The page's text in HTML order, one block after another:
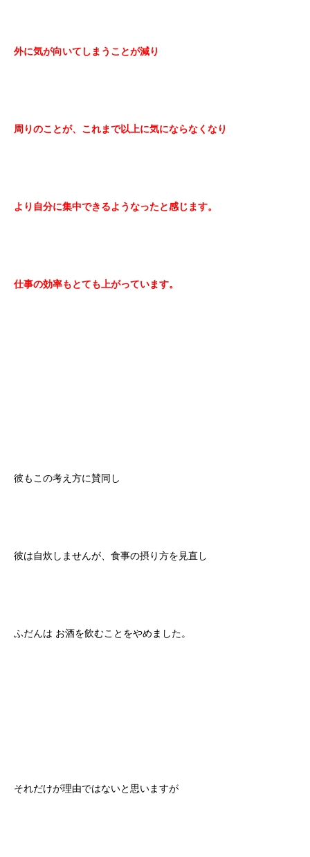
外に気が向いてしまうことが減り
周りのことが、これまで以上に気にならなくなり
より自分に集中できる ようなったと感じます。
仕事の効率もとても上がっています。
彼もこの考え方に賛同し
彼は自炊しませんが、食事の摂り方を見直し
ふだんは お酒を飲むことをやめました。
それだけが理由ではないと思いますが